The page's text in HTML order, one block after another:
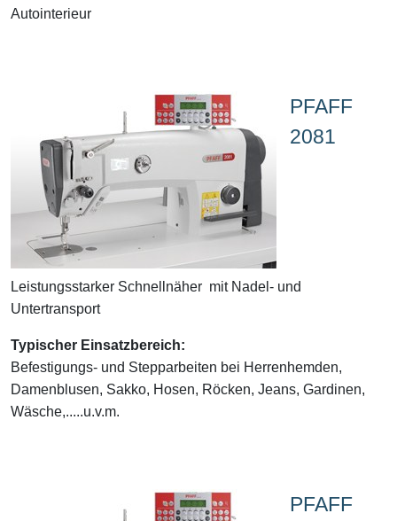
Autointerieur
PFAFF
2081
Leistungsstarker Schnellnäher mit Nadel- und
Untertransport
Typischer Einsatzbereich:
Befestigungs- und Stepparbeiten bei Herrenhemden,
Damenblusen, Sakko, Hosen, Röcken, Jeans, Gardinen,
Wäsche,.....u.v.m.
PFAFF